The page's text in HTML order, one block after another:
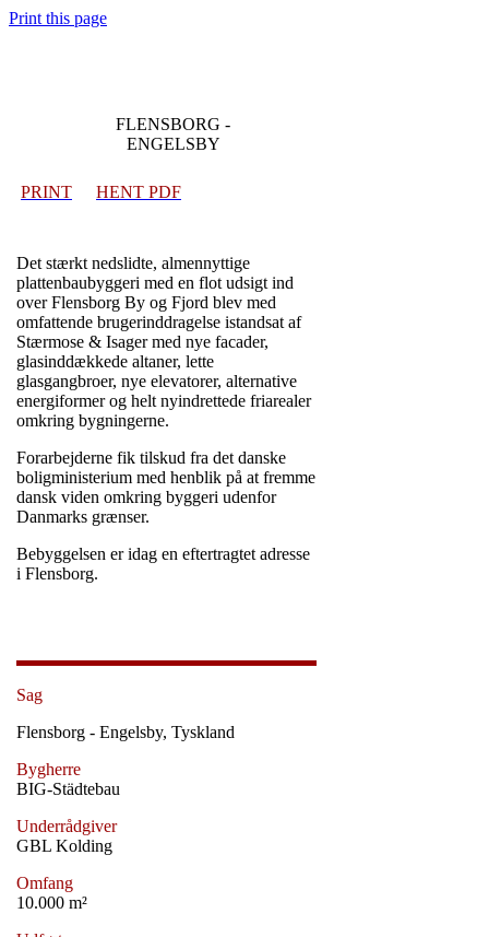
Print this page
FLENSBORG -
ENGELSBY
PRINT HENT PDF
Det stærkt nedslidte, almennyttige
plattenbaubyggeri med en flot udsigt ind
over Flensborg By og Fjord blev med
omfattende brugerinddragelse istandsat af
Stærmose & Isager med nye facader,
glasinddækkede altaner, lette
glasgangbroer, nye elevatorer, alternative
energiformer og helt nyindrettede friarealer
omkring bygningerne.
Forarbejderne fik tilskud fra det danske
boligministerium med henblik på at fremme
dansk viden omkring byggeri udenfor
Danmarks grænser.
Bebyggelsen er idag en eftertragtet adresse
i Flensborg.
Sag
Flensborg - Engelsby, Tyskland
Bygherre
BIG-Städtebau
Underrådgiver
GBL Kolding
Omfang
10.000 m²